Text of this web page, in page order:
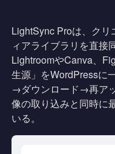
LightSync Proは、ク
ィアライブラリを直接
LightroomやCanva、
生源」をWordPressに
→ダウンロード→再ア
像の取り込みと同時に
いる。